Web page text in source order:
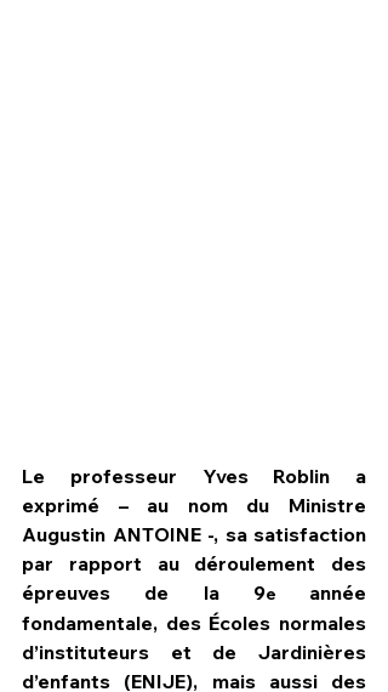
Le professeur Yves Roblin a
exprimé – au nom du Ministre
Augustin ANTOINE -, sa satisfaction
par rapport au déroulement des
épreuves de la 9e année
fondamentale, des Écoles normales
d’instituteurs et de Jardinières
d’enfants (ENIJE), mais aussi des